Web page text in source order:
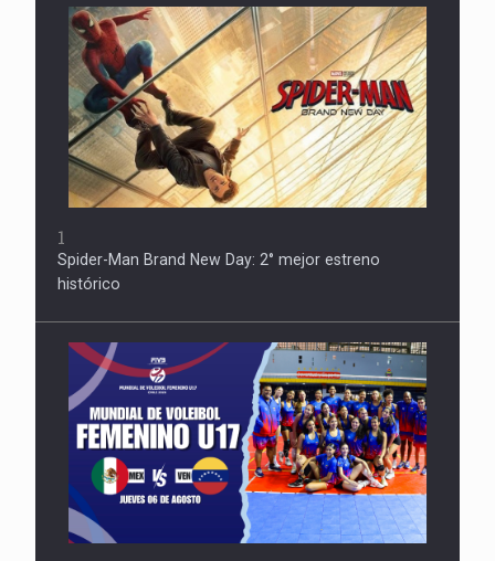
1
Spider-Man Brand New Day: 2° mejor estreno
histórico